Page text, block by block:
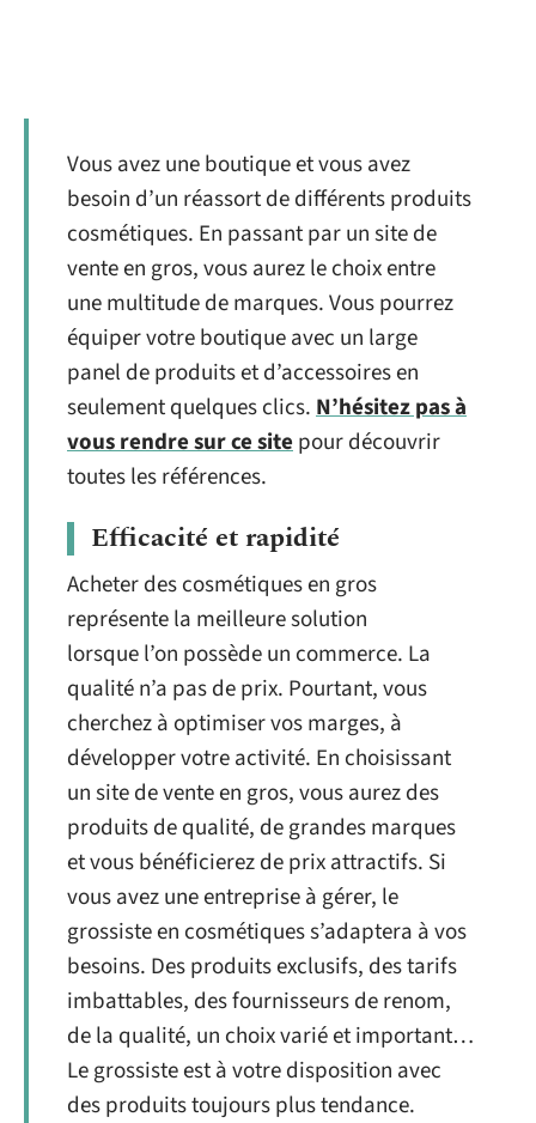
Vous avez une boutique et vous avez
besoin d’un réassort de différents produits
cosmétiques. En passant par un site de
vente en gros, vous aurez le choix entre
une multitude de marques. Vous pourrez
équiper votre boutique avec un large
panel de produits et d’accessoires en
seulement quelques clics.N’hésitez pas à
vous rendre sur ce sitepour découvrir
toutes les références.
Efficacité et rapidité
Acheter des cosmétiques en gros
représente la meilleure solution
lorsque l’on possède un commerce. La
qualité n’a pas de prix. Pourtant, vous
cherchez à optimiser vos marges, à
développer votre activité. En choisissant
un site de vente en gros, vous aurez des
produits de qualité, de grandes marques
et vous bénéficierez de prix attractifs. Si
vous avez une entreprise à gérer, le
grossiste en cosmétiques s’adaptera à vos
besoins. Des produits exclusifs, des tarifs
imbattables, des fournisseurs de renom,
de la qualité, un choix varié et important…
Le grossiste est à votre disposition avec
des produits toujours plus tendance.